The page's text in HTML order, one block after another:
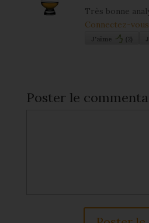
Très bonne
Connectez-
J'aime (2)
Poster le